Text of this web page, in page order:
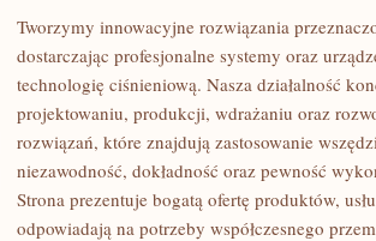
WAS
Tworzymy innowacyjne rozwiązania
dostarczając profesjonalne systemy oraz
technologię ciśnieniową. Nasza działalność
projektowaniu, produkcji, wdrażaniu oraz
rozwiązań, które znajdują zastosowanie
niezawodność, dokładność oraz pewność
Strona prezentuje bogatą ofertę produktów,
odpowiadają na potrzeby współczesnego